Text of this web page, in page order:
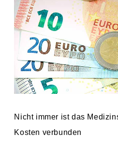
Nicht immer ist das
Kosten verbunden